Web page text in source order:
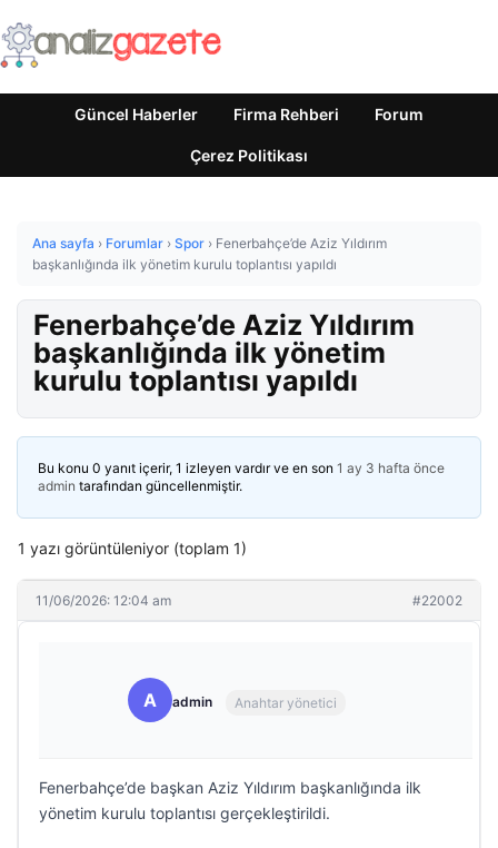
Güncel Haberler Firma Rehberi Forum
Çerez Politikası
Ana sayfa › Forumlar › Spor › Fenerbahçe’de Aziz Yıldırım
başkanlığında ilk yönetim kurulu toplantısı yapıldı
Fenerbahçe’de Aziz Yıldırım
başkanlığında ilk yönetim
kurulu toplantısı yapıldı
Bu konu 0 yanıt içerir, 1 izleyen vardır ve en son 1 ay 3 hafta önce
admin tarafından güncellenmiştir.
1 yazı görüntüleniyor (toplam 1)
11/06/2026: 12:04 am #22002
A admin Anahtar yönetici
Fenerbahçe’de başkan Aziz Yıldırım başkanlığında ilk
yönetim kurulu toplantısı gerçekleştirildi.